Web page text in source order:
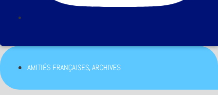
AMITIÉS FRANÇAISES,ARCHIVES